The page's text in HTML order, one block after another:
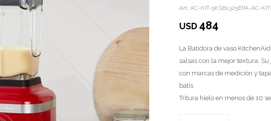
AC-KIT-5KSB1325EPA-AC-
USD 484
La Batidora de vaso
salsas con la mejor textura.
con marcas de medición y
batís.
Tritura hielo en menos de 10